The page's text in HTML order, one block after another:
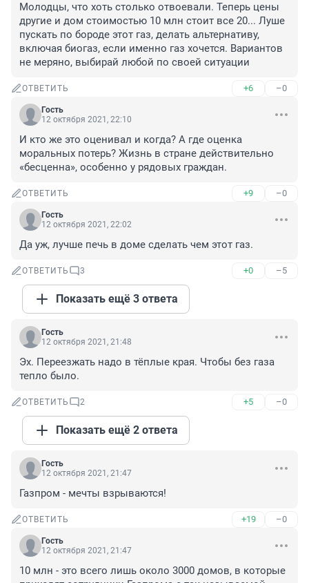
Молодцы, что хоть столько отвоевали. Теперь цены
другие и дом стоимостью 10 млн стоит все 20... Луше
пускать по бороде этот газ, делать альтернативу,
включая биогаз, если именно газ хочется. Вариантов
не меряно, выбирай любой по своей ситуации
ОТВЕТИТЬ +6 –0
Гость
12 октября 2021, 22:10
И кто же это оценивал и когда? А где оценка
моральных потерь? Жизнь в стране действительно
«бесценна», особенно у рядовых граждан.
ОТВЕТИТЬ +9 –0
Гость
12 октября 2021, 22:02
Да уж, лучше печь в доме сделать чем этот газ.
ОТВЕТИТЬ 3 +0 –5
Показать ещё 3 ответа
Гость
12 октября 2021, 21:48
Эх. Переезжать надо в тёплые края. Чтобы без газа
тепло было.
ОТВЕТИТЬ 2 +5 –0
Показать ещё 2 ответа
Гость
12 октября 2021, 21:47
Газпром - мечты взрываются!
ОТВЕТИТЬ +19 –0
Гость
12 октября 2021, 21:47
10 млн - это всего лишь около 3000 домов, в которые